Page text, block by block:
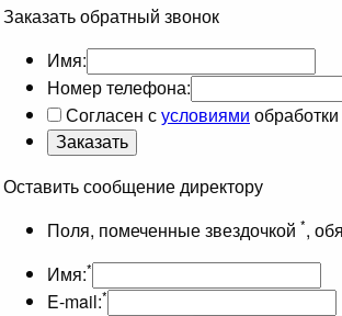
Заказать обратный звонок
Имя:
Номер телефона:
Согласен сусловиями
Оставить сообщение директору
Поля, помеченные звездочкой *,
Имя:*
E-mail:*